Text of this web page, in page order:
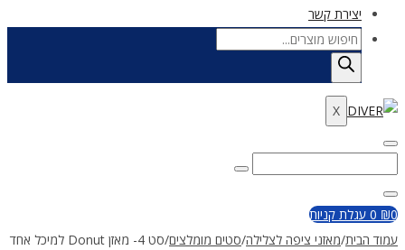
יצירת קשר
Products
search
X
Enter
Keywordfor:
Close
₪0
0 עגלת קניות
עמוד הבית/מאזני ציפה לצלילה/סטים מומלצים/
סט 4- מאזן Donut למיכל אחד